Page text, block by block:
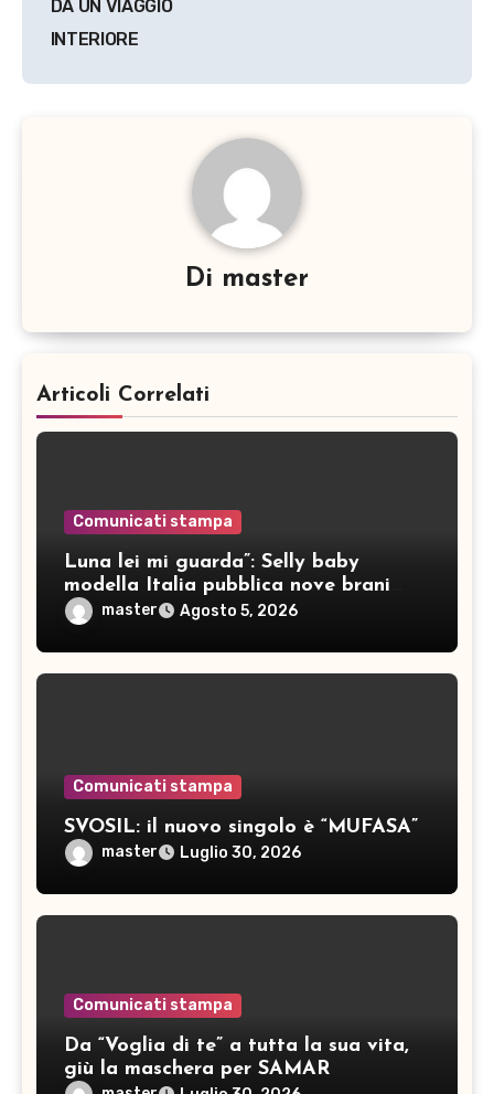
DA UN VIAGGIO
INTERIORE
Di master
Articoli Correlati
Comunicati stampa
Luna lei mi guarda”: Selly baby
modella Italia pubblica nove brani
ineditimaster Agosto 5, 2026
Comunicati stampa
SVOSIL: il nuovo singolo è “MUFASA”
master Luglio 30, 2026
Comunicati stampa
Da “Voglia di te” a tutta la sua vita,
giù la maschera per SAMAR